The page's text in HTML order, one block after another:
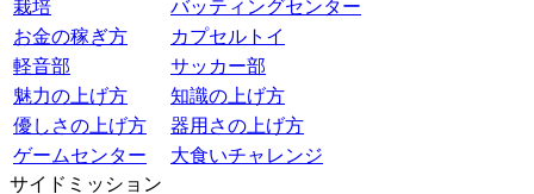
栽培
バッティングセンター
お金の稼ぎ方
カプセルトイ
軽音部
サッカー部
魅力の上げ方
知識の上げ方
優しさの上げ方
器用さの上げ方
ゲームセンター
大食いチャレンジ
サイドミッション